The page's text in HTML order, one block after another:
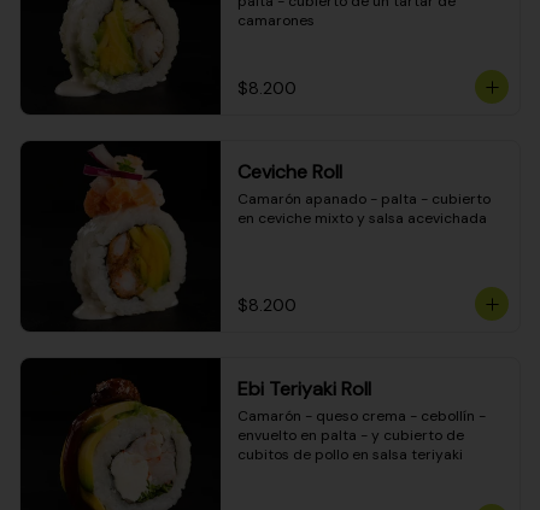
camarones
$8.200
Ceviche Roll
Camarón apanado - palta - cubierto
en ceviche mixto y salsa acevichada
$8.200
Ebi Teriyaki Roll
Camarón - queso crema - cebollín -
envuelto en palta - y cubierto de
cubitos de pollo en salsa teriyaki